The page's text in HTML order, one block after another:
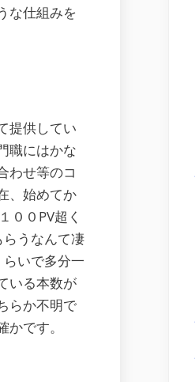
な仕組みを
提供してい
職にはかな
わせ等のコ
、始めてか
００PV超く
うなんて凄
いで多分一
いる本数が
らか不明で
です。